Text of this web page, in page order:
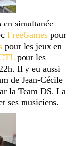
simultanée
FreeGames pour
pour les jeux en
pour les
Il y eu aussi
de Jean-Cécile
la Team DS. La
ses musiciens.